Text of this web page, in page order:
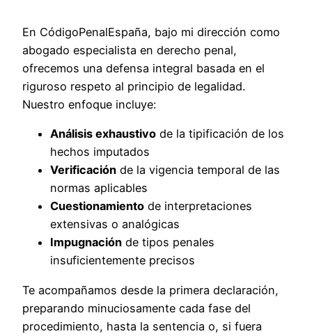
En CódigoPenalEspaña, bajo mi dirección como
abogado especialista en derecho penal,
ofrecemos una defensa integral basada en el
riguroso respeto al principio de legalidad.
Nuestro enfoque incluye:
Análisis exhaustivo de la tipificación de los
hechos imputados
Verificación de la vigencia temporal de las
normas aplicables
Cuestionamiento de interpretaciones
extensivas o analógicas
Impugnación de tipos penales
insuficientemente precisos
Te acompañamos desde la primera declaración,
preparando minuciosamente cada fase del
procedimiento, hasta la sentencia o, si fuera